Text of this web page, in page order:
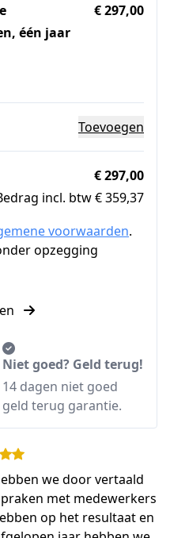
één jaar
€ 297,00
Toevoegen
€ 297,00
incl. btw € 359,37
voorwaarden.
opzegging
Niet goed? Geld terug!
14 dagen niet goed
geld terug garantie.
we door vertaald
met medewerkers
op het resultaat en